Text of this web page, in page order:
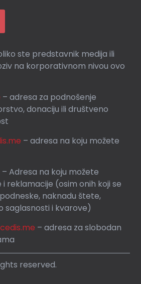
ste predstavnik medija ili
na korporativnom nivou ovo
–adresa za podnošenje
donaciju ili društveno
– adresa na koju možete
– Adresa na koju možete
reklamacije (osim onih koji se
naknadu štete,
saglasnosti i kvarove)
– adresa za slobodan
reserved.